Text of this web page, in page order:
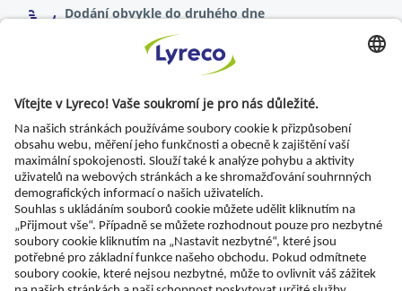
Dodání obvykle do druhého dne
online objednávky zadané do 17:00
Možnost vrácení zboží
Specialista pro každé pracoviště
Nejnovější zprávy a rady odborníků
Objevte Lyreco řešení pro ekologičtější pracoviště
© Lyreco 2026 | Dodáváme výhradně firmám a